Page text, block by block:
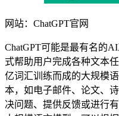
网站：ChatGPT官网
ChatGPT可能是最有名的
式帮助用户完成各种文本
亿词汇训练而成的大规模
本，如电子邮件、论文、
决问题、提供反馈或进行